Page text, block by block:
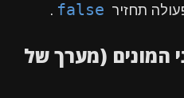
תחזיר false
.
המונים (מערך של